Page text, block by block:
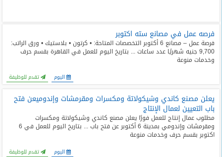
السعودية
اليوم
وظائف
مصر
وظائف
حكومية
المدونة
فرصه عمل في مصانع سته اكتوبر
فرصة عمل – مصانع 6 أكتوبر التخصصات المتاحة: • كرتون • بلاستيك • ورق الراتب:
9,700 جنيه شهريًا عدد ساعات ... بتاريخ اليوم للعمل في القاهرة بقسم حرف
وخدمات منوعة
اليوم تقدم للوظيفة
يعلن مصنع كاندي وشيكولاتة ومكسرات ومقرمشات وإندوميعن فتح
باب التعيين لعمال الإنتاج
مطلوب عمال إنتاج للعمل فورًا يعلن مصنع كاندي وشيكولاتة ومكسرات
ومقرمشات وإندومي بمدينة 6 أكتوبر عن فتح باب ... بتاريخ اليوم للعمل في 6
اكتوبر بقسم حرف وخدمات منوعة
اليوم تقدم للوظيفة